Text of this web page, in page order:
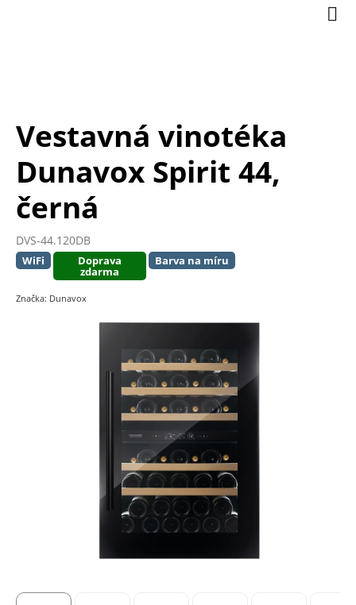
Vestavná vinotéka
Dunavox Spirit 44,
černá
DVS-44.120DB
WiFi Doprava
zdarma
Barva na míru
Značka: Dunavox